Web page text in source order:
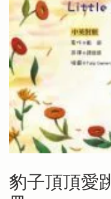
豹子頂頂愛